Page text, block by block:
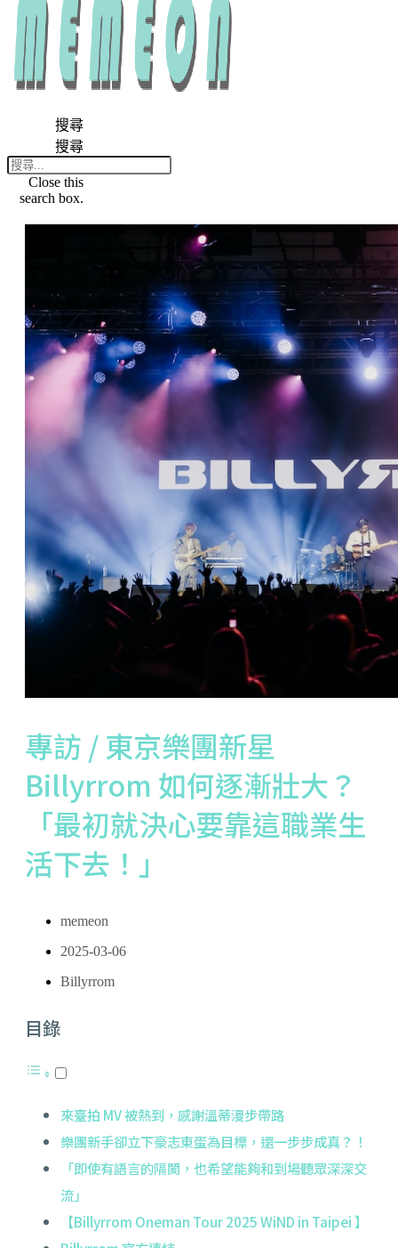
搜尋
搜尋
Close this
search box.
專訪 / 東京樂團新星
Billyrrom 如何逐漸壯大？
「最初就決心要靠這職業生
活下去！」
memeon
2025-03-06
Billyrrom
目錄
來臺拍 MV 被熱到，感謝溫蒂漫步帶路
樂團新手卻立下豪志東蛋為目標，還一步步成真？！
「即使有語言的隔閡，也希望能夠和到場聽眾深深交
流」
【Billyrrom Oneman Tour 2025 WiND in Taipei 】